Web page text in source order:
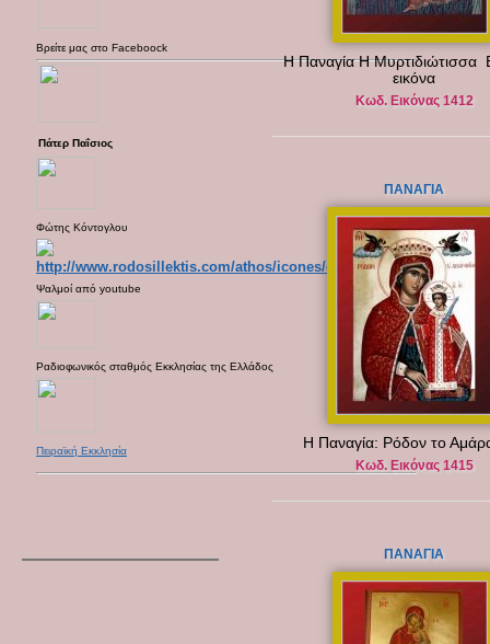
Βρείτε μας στο Faceboock
Πάτερ Παΐσιος
Φώτης Κόντογλου
Ψαλμοί από youtube
Ραδιοφωνικός σταθμός Εκκλησίας της Ελλάδος
Πειραϊκή Εκκλησία
Η Παναγία Η Μυρτιδιώτισσα
εικόνα
Κωδ. Εικόνας 1412
ΠΑΝΑΓΙΑ
Η Παναγία: Ρόδον το
Κωδ. Εικόνας 1415
ΠΑΝΑΓΙΑ